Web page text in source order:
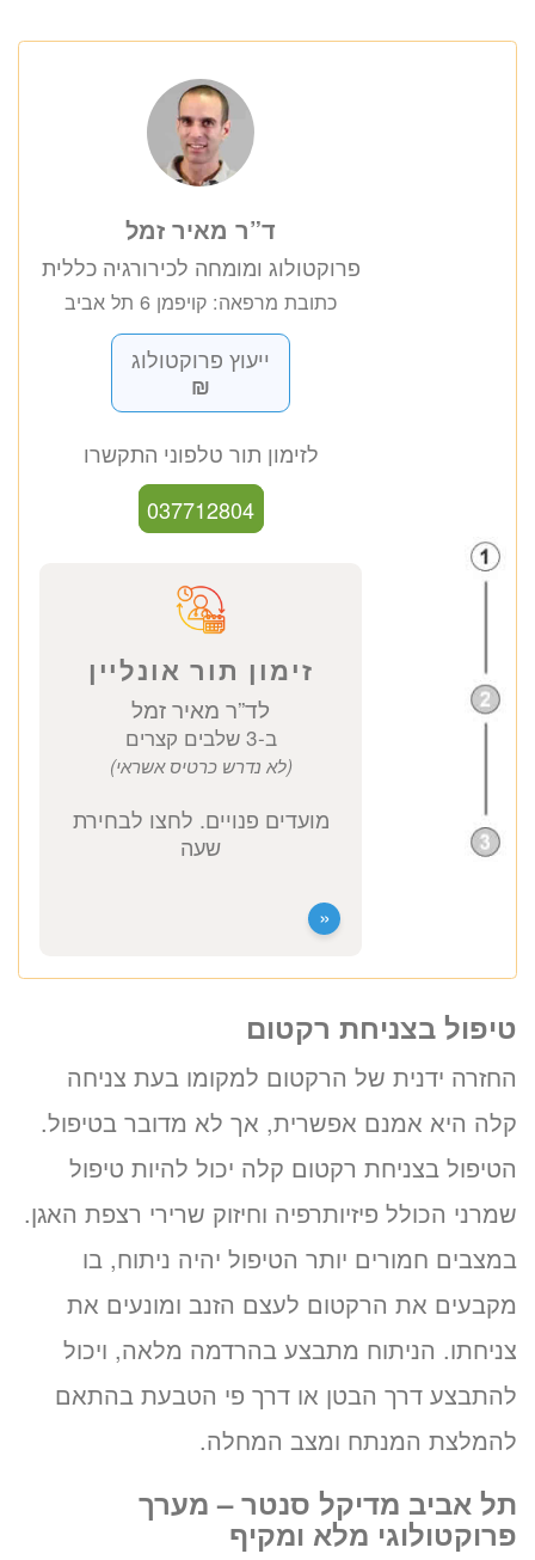
ד”ר מאיר זמל
פרוקטולוג ומומחה לכירורגיה כללית
כתובת מרפאה: קויפמן 6 תל אביב
לזימון תור טלפוני התקשרו
037712804
זימון תור אונליין
לד”ר מאיר זמל
(לא נדרש כרטיס אשראי)
מועדים פנויים. לחצו לבחירת
שעה
טיפול בצניחת רקטום
החזרה ידנית של הרקטום למקומו בעת צניחה
קלה היא אמנם אפשרית, אך לא מדובר בטיפול.
הטיפול בצניחת רקטום קלה יכול להיות טיפול
שמרני הכולל פיזיותרפיה וחיזוק שרירי רצפת האגן.
במצבים חמורים יותר הטיפול יהיה ניתוח, בו
מקבעים את הרקטום לעצם הזנב ומונעים את
צניחתו. הניתוח מתבצע בהרדמה מלאה, ויכול
להתבצע דרך הבטן או דרך פי הטבעת בהתאם
להמלצת המנתח ומצב המחלה.
תל אביב מדיקל סנטר – מערך
פרוקטולוגי מלא ומקיף